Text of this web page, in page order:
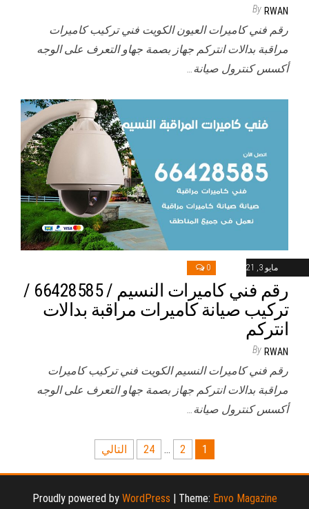
By RWAN
رقم فني كاميرات العيون الكويت فني تركيب كاميرات
مراقبة بدالات انتركم جهاز بصمة جهاو التعرف على الوجه
أكسس كنترول صيانة…
مايو 3, 2021 0
رقم فني كاميرات النسيم / 66428585 /
تركيب صيانة كاميرات مراقبة بدالات
انتركم
By RWAN
رقم فني كاميرات النسيم الكويت فني تركيب كاميرات
مراقبة بدالات انتركم جهاز بصمة جهاو التعرف على الوجه
أكسس كنترول صيانة…
صفحات
المقالات
1
2
…
24 التالي
Proudly powered by WordPress | Theme: Envo Magazine